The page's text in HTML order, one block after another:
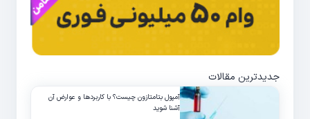
جدیدترین مقالات
آمپول بتامتازون چیست؟ با کاربردها و عوارض آن
آشنا شوید